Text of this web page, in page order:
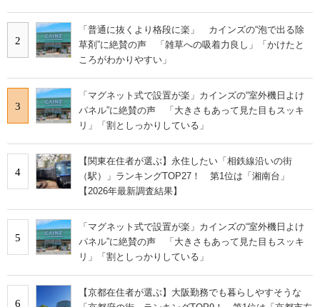
2
「普通に抜くより格段に楽」 カインズの“泡で出る除
草剤”に絶賛の声 「雑草への吸着力良し」「かけたと
ころがわかりやすい」
3
「マグネット式で設置が楽」カインズの“室外機日よけ
パネル”に絶賛の声 「大きさもあって見た目もスッキ
リ」「割としっかりしている」
4
【関東在住者が選ぶ】永住したい「相鉄線沿いの街
（駅）」ランキングTOP27！ 第1位は「湘南台」
【2026年最新調査結果】
5
「マグネット式で設置が楽」カインズの“室外機日よけ
パネル”に絶賛の声 「大きさもあって見た目もスッキ
リ」「割としっかりしている」
6
【京都在住者が選ぶ】大阪勤務でも暮らしやすそうな